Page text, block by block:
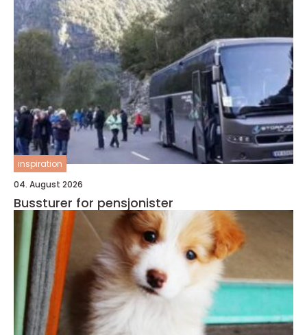
inspiration
04. August 2026
Bussturer for pensjonister